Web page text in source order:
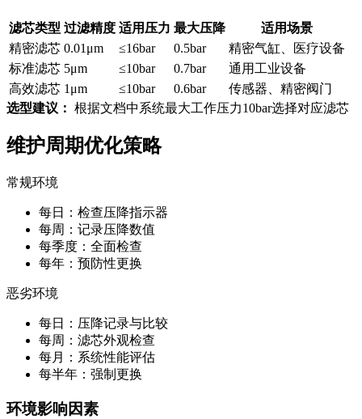
滤芯类型 过滤精度 适用压力 最大压降
适用场景
精密滤芯 0.01μm ≤16bar 0.5bar
精密气缸、医疗设备
标准滤芯 5μm ≤10bar 0.7bar
通用工业设备
高效滤芯 1μm ≤10bar 0.6bar
传感器、精密阀门
选型建议： 根据文档中系统最大工作压力10bar选择对应滤芯
维护周期优化策略
常规环境
每日：检查压降指示器
每周：记录压降数值
每季度：全面检查
每年：预防性更换
恶劣环境
每日：压降记录与比较
每周：滤芯外观检查
每月：系统性能评估
每半年：强制更换
环境影响因素